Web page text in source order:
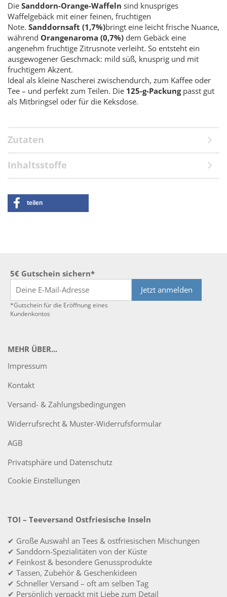
Die Sanddorn-Orange-Waffeln sind knuspriges
Waffelgebäck mit einer feinen, fruchtigen
Note. Sanddornsaft (1,7%)bringt eine leicht frische Nuance,
während Orangenaroma (0,7%) dem Gebäck eine
angenehm fruchtige Zitrusnote verleiht. So entsteht ein
ausgewogener Geschmack: mild süß, knusprig und mit
fruchtigem Akzent.
Ideal als kleine Nascherei zwischendurch, zum Kaffee oder
Tee – und perfekt zum Teilen. Die 125-g-Packungpasst gut
als Mitbringsel oder für die Keksdose.
Zutaten
Inhaltsstoffe
teilen
5€ Gutschein sichern*
Jetzt anmelden
*Gutschein für die Eröffnung eines
Kundenkontos
MEHR ÜBER...
Impressum
Kontakt
Versand- & Zahlungsbedingungen
Widerrufsrecht & Muster-Widerrufsformular
AGB
Privatsphäre und Datenschutz
Cookie Einstellungen
TOI – Teeversand Ostfriesische Inseln
✔ Große Auswahl an Tees & ostfriesischen Mischungen
✔ Sanddorn-Spezialitäten von der Küste
✔ Feinkost & besondere Genussprodukte
✔ Tassen, Zubehör & Geschenkideen
✔ Schneller Versand – oft am selben Tag
✔ Persönlich verpackt mit Liebe zum Detail